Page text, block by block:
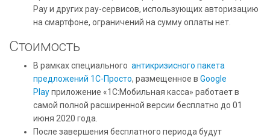
Pay и других pay-сервисов, использующих авторизацию
на смартфоне, ограничений на сумму оплаты нет.
Стоимость
В рамках специального антикризисного пакета
предложений 1С-Просто, размещенное в Google
Playприложение «1С:Мобильная касса» работает в
самой полной расширенной версии бесплатно до 01
июня 2020 года.
После завершения бесплатного периода будут